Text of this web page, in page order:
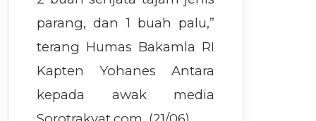
parang, dan 1 buah palu,”
terang Humas Bakamla RI
Kapten Yohanes Antara
kepada awak media